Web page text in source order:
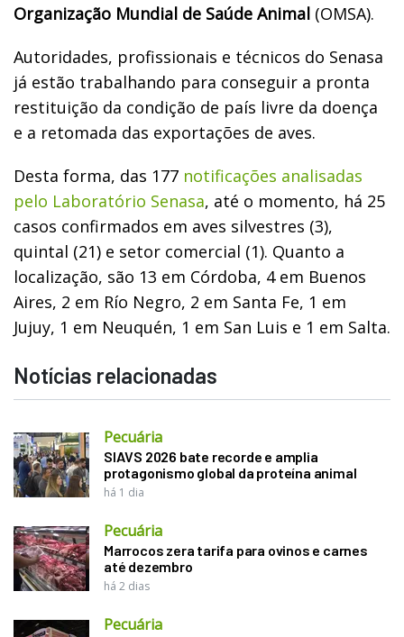
Organização Mundial de Saúde Animal (OMSA).
Autoridades, profissionais e técnicos do Senasa
já estão trabalhando para conseguir a pronta
restituição da condição de país livre da doença
e a retomada das exportações de aves.
Desta forma, das 177 notificações analisadas
pelo Laboratório Senasa, até o momento, há 25
casos confirmados em aves silvestres (3),
quintal (21) e setor comercial (1). Quanto a
localização, são 13 em Córdoba, 4 em Buenos
Aires, 2 em Río Negro, 2 em Santa Fe, 1 em
Jujuy, 1 em Neuquén, 1 em San Luis e 1 em Salta.
Notícias relacionadas
Pecuária
SIAVS 2026 bate recorde e amplia
protagonismo global da proteína animal
há 1 dia
Pecuária
Marrocos zera tarifa para ovinos e carnes
até dezembro
há 2 dias
Pecuária